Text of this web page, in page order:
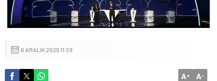
6 ARALIK 2025 11:29
A+ A-